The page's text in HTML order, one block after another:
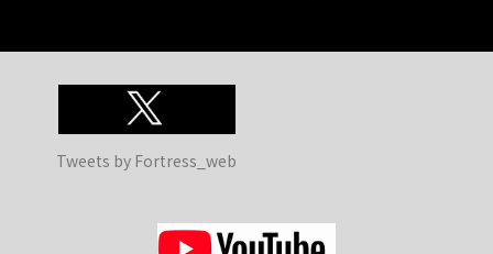
Tweets by Fortress_web